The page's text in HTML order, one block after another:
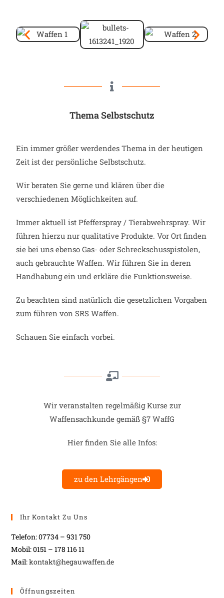
Thema Selbstschutz
Ein immer größer werdendes Thema in der heutigen
Zeit ist der persönliche Selbstschutz.
Wir beraten Sie gerne und klären über die
verschiedenen Möglichkeiten auf.
Immer aktuell ist Pfefferspray / Tierabwehrspray. Wir
führen hierzu nur qualitative Produkte. Vor Ort finden
sie bei uns ebenso Gas- oder Schreckschusspistolen,
auch gebrauchte Waffen. Wir führen Sie in deren
Handhabung ein und erkläre die Funktionsweise.
Zu beachten sind natürlich die gesetzlichen Vorgaben
zum führen von SRS Waffen.
Schauen Sie einfach vorbei.
Wir veranstalten regelmäßig Kurse zur
Waffensachkunde gemäß §7 WaffG
Hier finden Sie alle Infos:
zu den Lehrgängen
Ihr Kontakt Zu Uns
Telefon: 07734 – 931 750
Mobil: 0151 – 178 116 11
Mail:kontakt@hegauwaffen.de
Öffnungszeiten